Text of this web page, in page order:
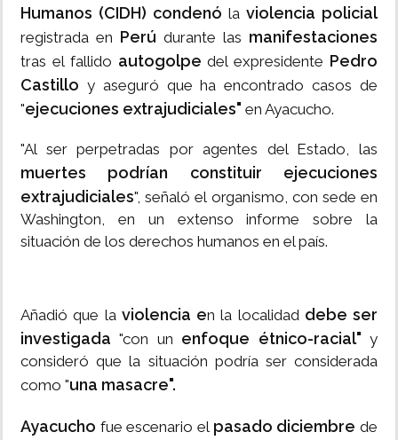
Humanos (CIDH) condenó la violencia policial
registrada en Perú durante las manifestaciones
tras el fallido autogolpe del expresidente Pedro
Castillo y aseguró que ha encontrado casos de
"ejecuciones extrajudiciales" en Ayacucho.
"Al ser perpetradas por agentes del Estado, las
muertes podrían constituir ejecuciones
extrajudiciales", señaló el organismo, con sede en
Washington, en un extenso informe sobre la
situación de los derechos humanos en el país.
Añadió que laviolencia en la localidad debe ser
investigada "con un enfoque étnico-racial" y
consideró que la situación podría ser considerada
como "una masacre".
Ayacucho fue escenario el pasado diciembre de